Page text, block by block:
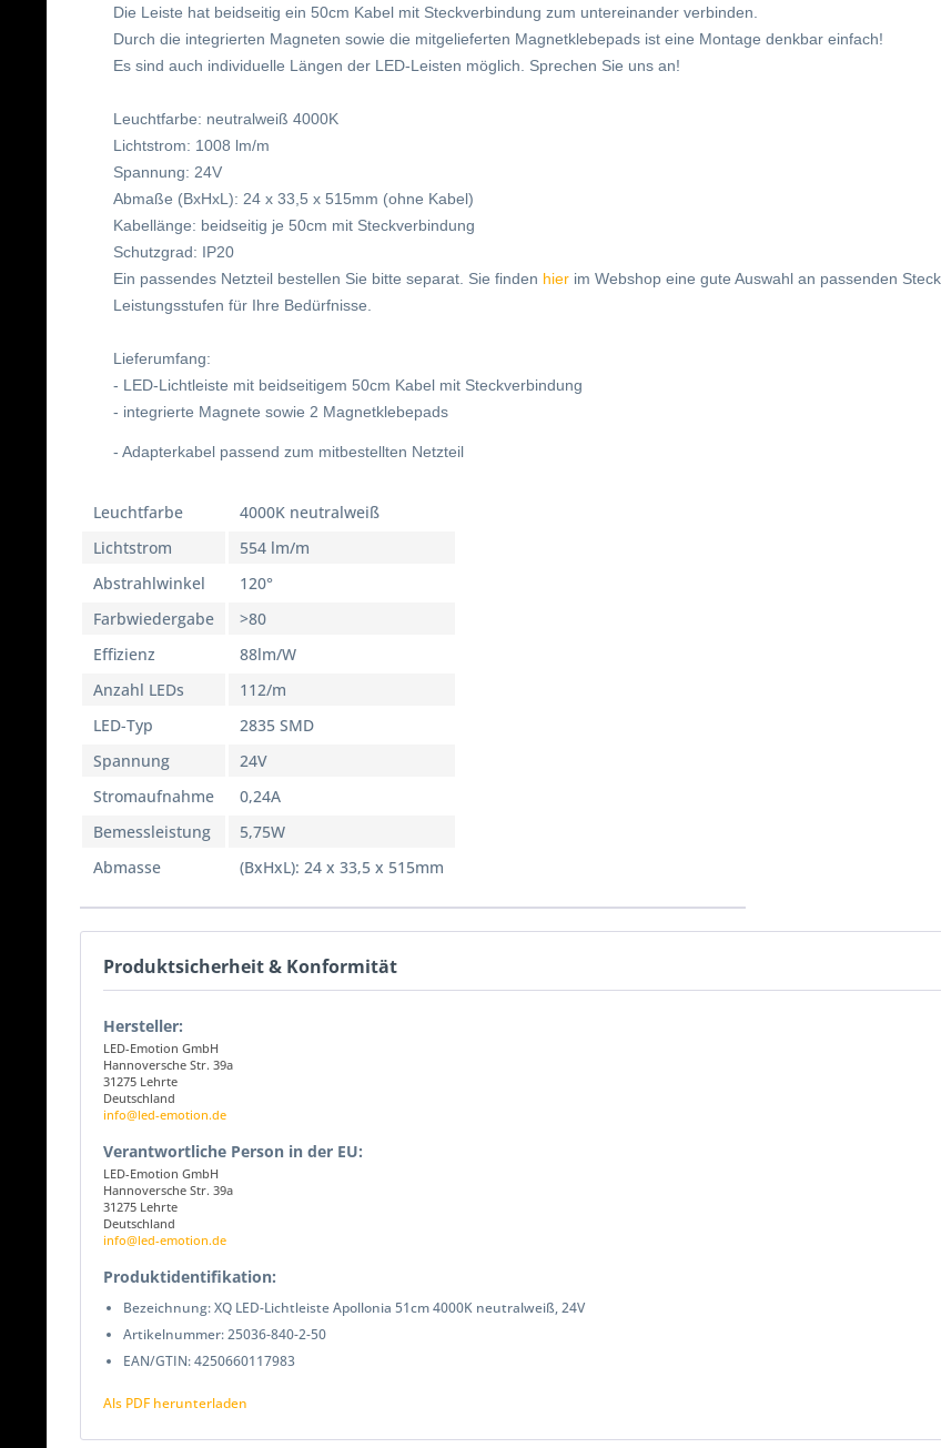
Die Leiste hat beidseitig ein 50cm Kabel mit Steckverbindung zum untereinander verbinden.
Durch die integrierten Magneten sowie die mitgelieferten Magnetklebepads ist eine Montage denkbar einfach!
Es sind auch individuelle Längen der LED-Leisten möglich. Sprechen Sie uns an!
Leuchtfarbe: neutralweiß 4000K
Lichtstrom: 1008 lm/m
Spannung: 24V
Abmaße (BxHxL): 24 x 33,5 x 515mm (ohne Kabel)
Kabellänge: beidseitig je 50cm mit Steckverbindung
Schutzgrad: IP20
Ein passendes Netzteil bestellen Sie bitte separat. Sie finden hier im Webshop eine gute Auswahl an passenden
Leistungsstufen für Ihre Bedürfnisse.
Lieferumfang:
- LED-Lichtleiste mit beidseitigem 50cm Kabel mit Steckverbindung
- integrierte Magnete sowie 2 Magnetklebepads
- Adapterkabel passend zum mitbestellten Netzteil
Leuchtfarbe
4000K neutralweiß
Lichtstrom
554 lm/m
Abstrahlwinkel
120°
Farbwiedergabe
>80
Effizienz
88lm/W
Anzahl LEDs
112/m
LED-Typ
2835 SMD
Spannung
24V
Stromaufnahme
0,24A
Bemessleistung
5,75W
Abmasse
(BxHxL): 24 x 33,5 x 515mm
Produktsicherheit & Konformität
Hersteller:
LED-Emotion GmbH
Hannoversche Str. 39a
31275 Lehrte
Deutschland
info@led-emotion.de
Verantwortliche Person in der EU:
LED-Emotion GmbH
Hannoversche Str. 39a
31275 Lehrte
Deutschland
info@led-emotion.de
Produktidentifikation:
Bezeichnung: XQ LED-Lichtleiste Apollonia 51cm 4000K neutralweiß, 24V
Artikelnummer: 25036-840-2-50
EAN/GTIN: 4250660117983
Als PDF herunterladen